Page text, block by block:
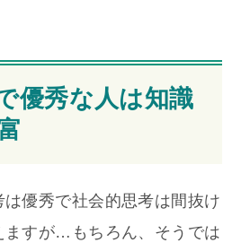
優秀な人は知識
は優秀で社会的思考は間抜け
ますが…もちろん、そうでは